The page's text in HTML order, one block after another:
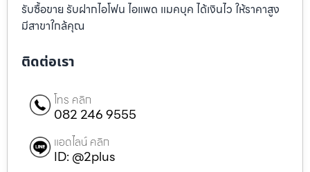
รับซื้อขาย รับฝากไอโฟน ไอแพด แมคบุค ได้เงินไว ให้ราคาสูง
มีสาขาใกล้คุณ
ติดต่อเรา
โทร คลิก
082 246 9555
แอดไลน์ คลิก
ID: @2plus